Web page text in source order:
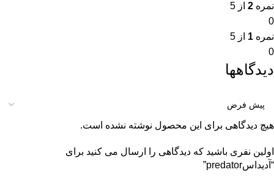
نمره 2 از 5
0
نمره 1 از 5
0
دیدگاهها
هیچ دیدگاهی برای این محصول نوشته نشده است.
اولین نفری باشید که دیدگاهی را ارسال می کنید برای
“آدیداسpredator”